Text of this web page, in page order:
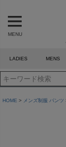
MENU
LADIES MENS
HOME メンズ制服 パンツ